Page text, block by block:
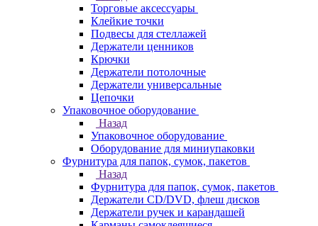
Торговые аксессуары
Клейкие точки
Подвесы для стеллажей
Держатели ценников
Крючки
Держатели потолочные
Держатели универсальные
Цепочки
Упаковочное оборудование
Назад
Упаковочное оборудование
Оборудование для миниупаковки
Фурнитура для папок, сумок, пакетов
Назад
Фурнитура для папок, сумок, пакетов
Держатели CD/DVD, флеш дисков
Держатели ручек и карандашей